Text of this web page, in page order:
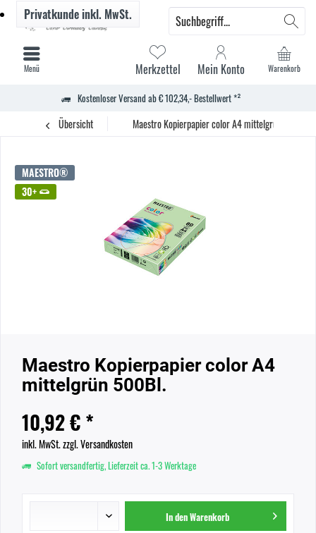
Kostenloser Versand ab € 102,34,- Bestellwert *²
Warenkorb
Merkzettel Mein Konto
Privatkundeinkl. MwSt.
Menü
Übersicht Maestro Kopierpapier color A4 mittelgrün 500Bl.
MAESTRO®
30+
Maestro Kopierpapier color A4
mittelgrün 500Bl.
10,92 € *
inkl. MwSt.zzgl. Versandkosten
Sofort versandfertig, Lieferzeit ca. 1-3 Werktage
In denWarenkorb